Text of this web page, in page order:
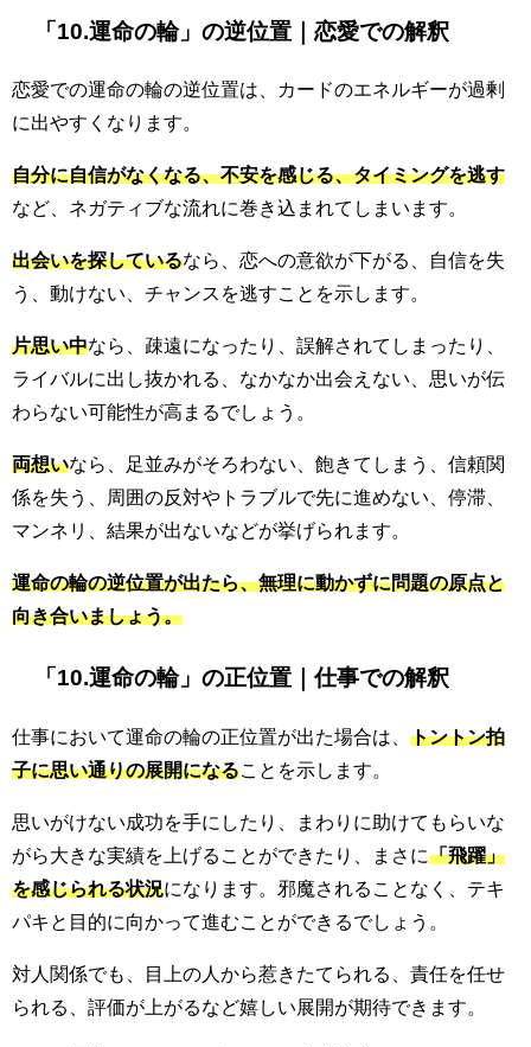
「10.運命の輪」の逆位置｜恋愛での解釈
恋愛での運命の輪の逆位置は、カードのエネルギーが過剰
に出やすくなります。
自分に自信がなくなる、不安を感じる、タイミングを逃す
など、ネガティブな流れに巻き込まれてしまいます。
出会いを探しているなら、恋への意欲が下がる、自信を失
う、動けない、チャンスを逃すことを示します。
片思い中なら、疎遠になったり、誤解されてしまったり、
ライバルに出し抜かれる、なかなか出会えない、思いが伝
わらない可能性が高まるでしょう。
両想いなら、足並みがそろわない、飽きてしまう、信頼関
係を失う、周囲の反対やトラブルで先に進めない、停滞、
マンネリ、結果が出ないなどが挙げられます。
運命の輪の逆位置が出たら、無理に動かずに問題の原点と
向き合いましょう。
「10.運命の輪」の正位置｜仕事での解釈
仕事において運命の輪の正位置が出た場合は、 トントン拍
子に思い通りの展開になる ことを示します。
思いがけない成功を手にしたり、まわりに助けてもらいな
がら大きな実績を上げることができたり、まさに「飛躍」
を感じられる状況になります。邪魔されることなく、テキ
パキと目的に向かって進むことができるでしょう。
対人関係でも、目上の人から惹きたてられる、責任を任せ
られる、評価が上がるなど嬉しい展開が期待できます。